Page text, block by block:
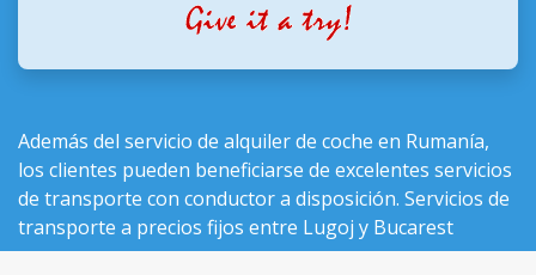
Además del servicio de alquiler de coche en Rumanía,
los clientes pueden beneficiarse de excelentes servicios
de transporte con conductor a disposición. Servicios de
transporte a precios fijos entre Lugoj y Bucarest